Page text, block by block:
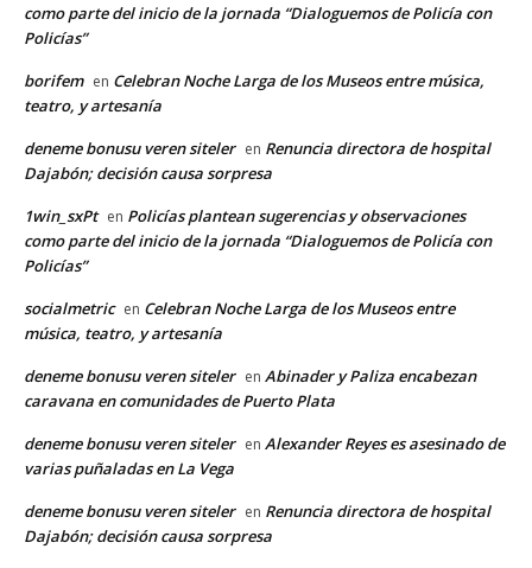
como parte del inicio de la jornada “Dialoguemos de Policía con
Policías”
borifem en Celebran Noche Larga de los Museos entre música,
teatro, y artesanía
deneme bonusu veren siteler en Renuncia directora de hospital
Dajabón; decisión causa sorpresa
1win_sxPt en Policías plantean sugerencias y observaciones
como parte del inicio de la jornada “Dialoguemos de Policía con
Policías”
socialmetric en Celebran Noche Larga de los Museos entre
música, teatro, y artesanía
deneme bonusu veren siteler en Abinader y Paliza encabezan
caravana en comunidades de Puerto Plata
deneme bonusu veren siteler en Alexander Reyes es asesinado de
varias puñaladas en La Vega
deneme bonusu veren siteler en Renuncia directora de hospital
Dajabón; decisión causa sorpresa